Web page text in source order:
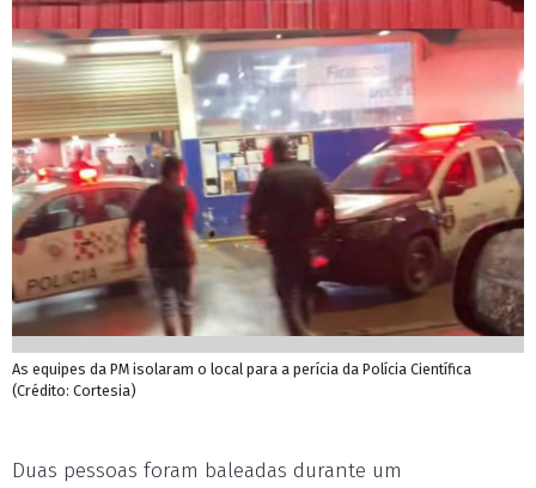
As equipes da PM isolaram o local para a perícia da Polícia Científica
(Crédito: Cortesia)
Duas pessoas foram baleadas durante um